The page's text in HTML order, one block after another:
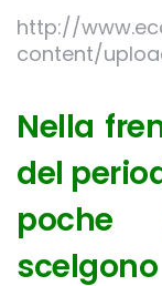
http://
content/
Nella
del
poche